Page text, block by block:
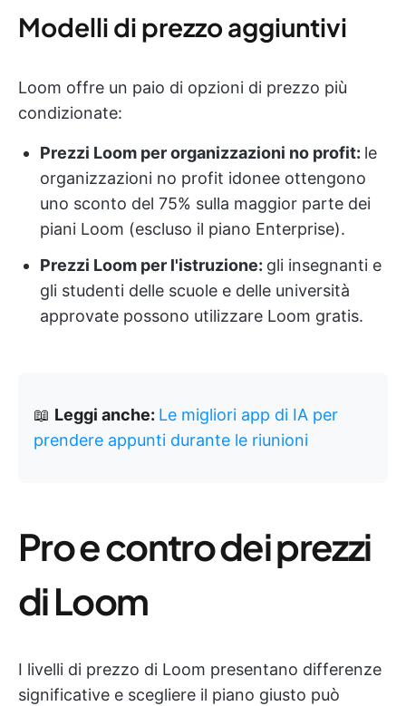
Modelli di prezzo aggiuntivi
Loom offre un paio di opzioni di prezzo più
condizionate:
Prezzi Loom per organizzazioni no profit: le
organizzazioni no profit idonee ottengono
uno sconto del 75% sulla maggior parte dei
piani Loom (escluso il piano Enterprise).
Prezzi Loom per l'istruzione: gli insegnanti e
gli studenti delle scuole e delle università
approvate possono utilizzare Loom gratis.
📖 Leggi anche: Le migliori app di IA per
prendere appunti durante le riunioni
Pro e contro dei prezzi
di Loom
I livelli di prezzo di Loom presentano differenze
significative e scegliere il piano giusto può